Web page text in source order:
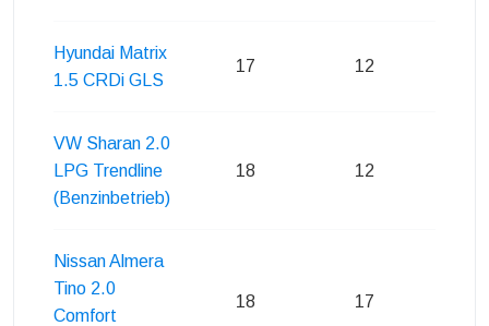
Hyundai Matrix
1.5 CRDi GLS
17 12
VW Sharan 2.0
LPG Trendline
(Benzinbetrieb)
18 12
Nissan Almera
Tino 2.0
Comfort
18 17